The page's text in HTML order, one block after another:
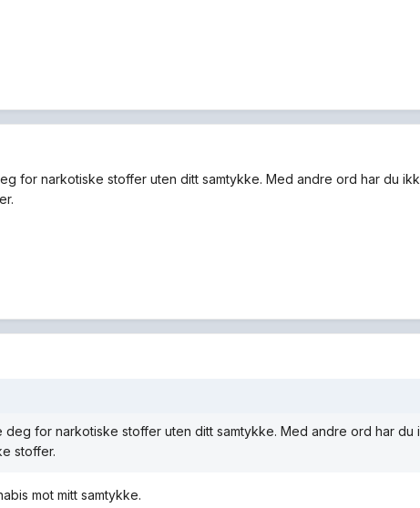
for narkotiske stoffer uten ditt samtykke. Med andre ord har du
deg for narkotiske stoffer uten ditt samtykke. Med andre ord har du
stoffer.
mot mitt samtykke.